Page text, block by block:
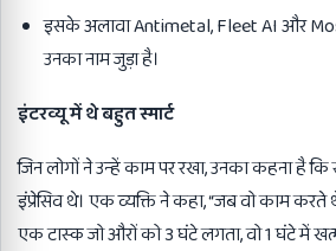
इसके अलावा Antimetal, Fleet AI और
उनका नाम जुड़ा है।
इंटरव्यू में थे बहुत स्मार्ट
जिन लोगों ने उन्हें काम पर रखा, उनका कहना है
इंप्रेसिव थे। एक व्यक्ति ने कहा, “जब वो काम
एक टास्क जो औरों को 3 घंटे लगता, वो 1 घंटे में